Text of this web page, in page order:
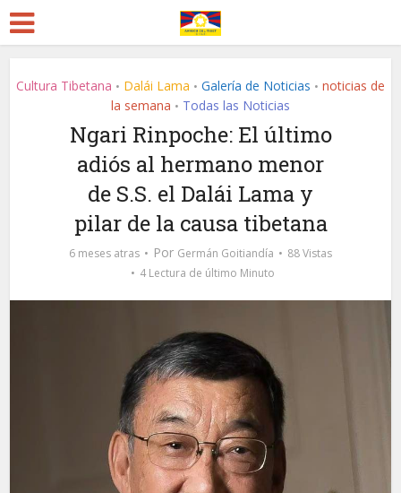
Cultura Tibetana • Dalái Lama • Galería de Noticias • noticias de
la semana • Todas las Noticias
Ngari Rinpoche: El último
adiós al hermano menor
de S.S. el Dalái Lama y
pilar de la causa tibetana
6 meses atras Por Germán Goitiandía
88 Vistas
4 Lectura de último Minuto